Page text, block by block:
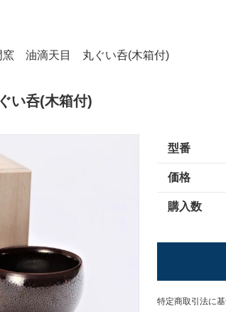
窯 油滴天目 丸ぐい呑(木箱付)
呑(木箱付)
型番
価格
購入数
特定商取引法に